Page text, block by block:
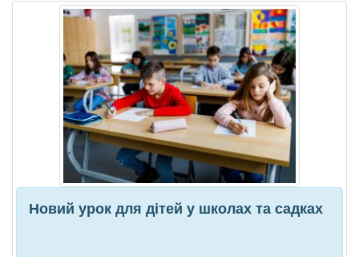
Новий урок для дітей у школах та садках